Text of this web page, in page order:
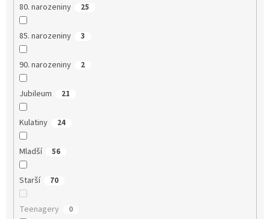
80. narozeniny 25
85. narozeniny 3
90. narozeniny 2
Jubileum 21
Kulatiny 24
Mladší 56
Starší 70
Teenagery 0